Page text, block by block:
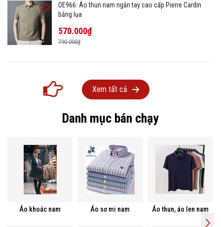
OE966: Áo thun nam ngắn tay cao cấp Pierre Cardin
bằng lụa
570.000₫
790.000₫
Xem tất cả
Danh mục bán chạy
Áo khoác nam Áo sơ mi nam Áo thun, áo len nam